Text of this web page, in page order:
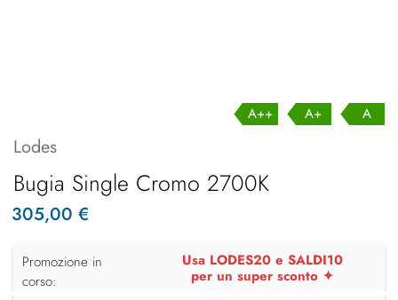
A++ A+ A
Lodes
Bugia Single Cromo 2700K
305,00 €
Promozione in
corso:
Usa LODES20 e SALDI10
per un super sconto ✦